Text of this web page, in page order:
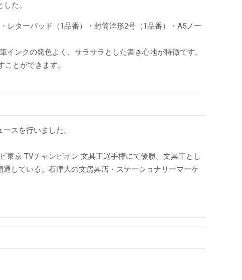
た。
レターパッド（1品番）・封筒洋形2号（1品番）・A5ノー
ンクの発色よく、サラサラとした書き心地が特徴です。
ことができます。
スを行いました。
東京 TVチャンピオン 文具王選手権にて優勝。文具王とし
している。石津大の文房具店・ステーショナリーマーケ